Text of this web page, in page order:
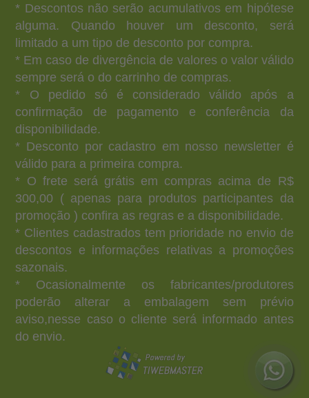
* Descontos não serão acumulativos em hipótese
alguma. Quando houver um desconto, será
limitado a um tipo de desconto por compra.
* Em caso de divergência de valores o valor válido
sempre será o do carrinho de compras.
* O pedido só é considerado válido após a
confirmação de pagamento e conferência da
disponibilidade.
* Desconto por cadastro em nosso newsletter é
válido para a primeira compra.
* O frete será grátis em compras acima de R$
300,00 ( apenas para produtos participantes da
promoção ) confira as regras e a disponibilidade.
* Clientes cadastrados tem prioridade no envio de
descontos e informações relativas a promoções
sazonais.
* Ocasionalmente os fabricantes/produtores
poderão alterar a embalagem sem prévio
aviso,nesse caso o cliente será informado antes
do envio.